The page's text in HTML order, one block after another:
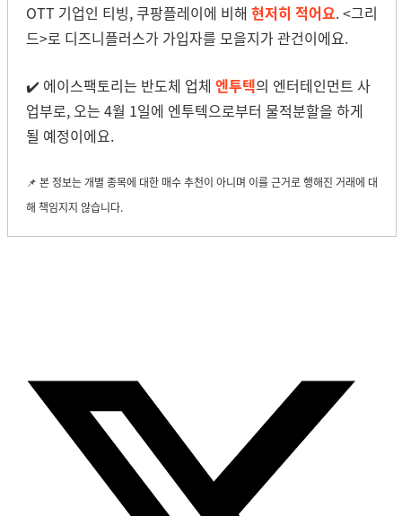
OTT 기업인 티빙, 쿠팡플레이에 비해 현저히 적어요. <그리
드>로 디즈니플러스가 가입자를 모을지가 관건이에요.
✔️ 에이스팩토리는 반도체 업체 엔투텍의 엔터테인먼트 사
업부로, 오는 4월 1일에 엔투텍으로부터 물적분할을 하게
될 예정이에요.
📌 본 정보는 개별 종목에 대한 매수 추천이 아니며 이를 근거로 행해진 거래에 대
해 책임지지 않습니다.